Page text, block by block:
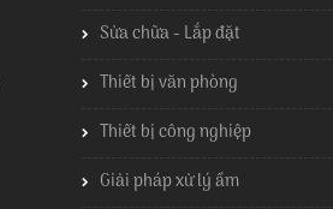
Sửa chữa - Lắp đặt
Thiết bị văn phòng
Thiết bị công nghiệp
Giải pháp xử lý ẩm